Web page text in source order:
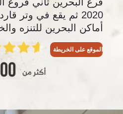
2020 ثم يقع في
أماكن البحرين للتنزه
الموقع على الخريطة